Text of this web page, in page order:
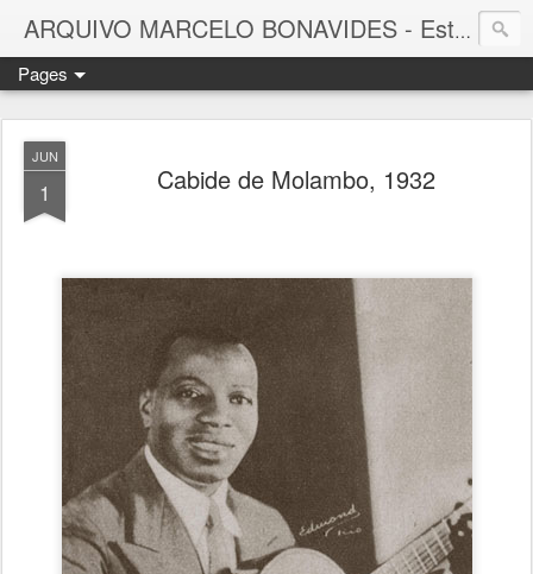
ARQUIVO MARCELO BONAVIDES - Estrelas que nunca se Apagam -
Pages
JUN
1 Cabide de Molambo, 1932